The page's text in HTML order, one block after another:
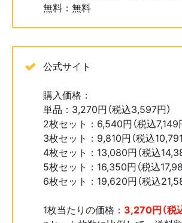
無料：無料
公式サイト
購入価格：
単品：3,270円（税込3,597円）
2枚セット：6,540円（税込7,149
3枚セット：9,810円（税込10,791
4枚セット：13,080円（税込
5枚セット：16,350円（税込
6枚セット：19,620円（税込
1枚当たりの価格： 3,270円（税